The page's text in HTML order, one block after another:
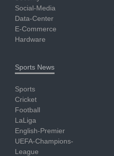
Social-Media
Data-Center
E-Commerce
Hardware
Sports News
Sports
Cricket
Football
LaLiga
English-Premier
UEFA-Champions-
League